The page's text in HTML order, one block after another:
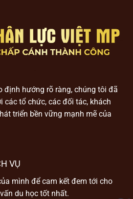
định hướng rõ ràng, chúng tôi đã
các tổ chức, các đối tác, khách
triển bền vững mạnh mẽ của
VỤ
mình để cam kết đem tới cho
du học tốt nhất.